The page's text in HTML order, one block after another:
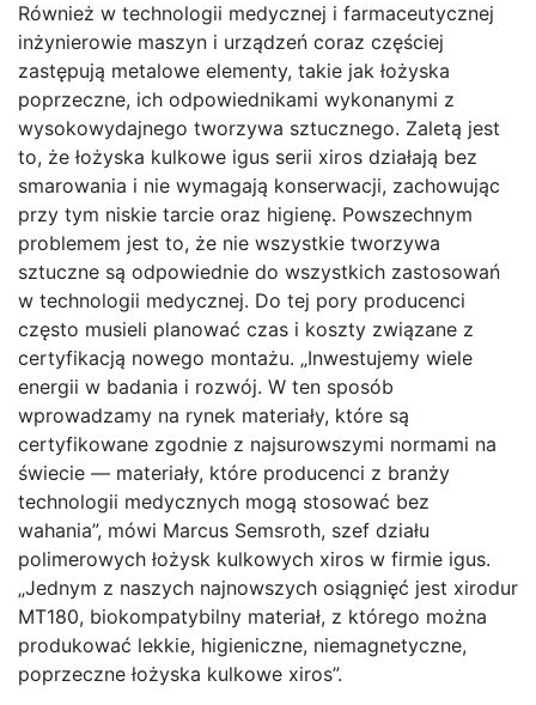
Również w technologii medycznej i farmaceutycznej
inżynierowie maszyn i urządzeń coraz częściej
zastępują metalowe elementy, takie jak łożyska
poprzeczne, ich odpowiednikami wykonanymi z
wysokowydajnego tworzywa sztucznego. Zaletą jest
to, że łożyska kulkowe igus serii xiros działają bez
smarowania i nie wymagają konserwacji, zachowując
przy tym niskie tarcie oraz higienę. Powszechnym
problemem jest to, że nie wszystkie tworzywa
sztuczne są odpowiednie do wszystkich zastosowań
w technologii medycznej. Do tej pory producenci
często musieli planować czas i koszty związane z
certyfikacją nowego montażu. „Inwestujemy wiele
energii w badania i rozwój. W ten sposób
wprowadzamy na rynek materiały, które są
certyfikowane zgodnie z najsurowszymi normami na
świecie — materiały, które producenci z branży
technologii medycznych mogą stosować bez
wahania”, mówi Marcus Semsroth, szef działu
polimerowych łożysk kulkowych xiros w firmie igus.
„Jednym z naszych najnowszych osiągnięć jest xirodur
MT180, biokompatybilny materiał, z którego można
produkować lekkie, higieniczne, niemagnetyczne,
poprzeczne łożyska kulkowe xiros”.